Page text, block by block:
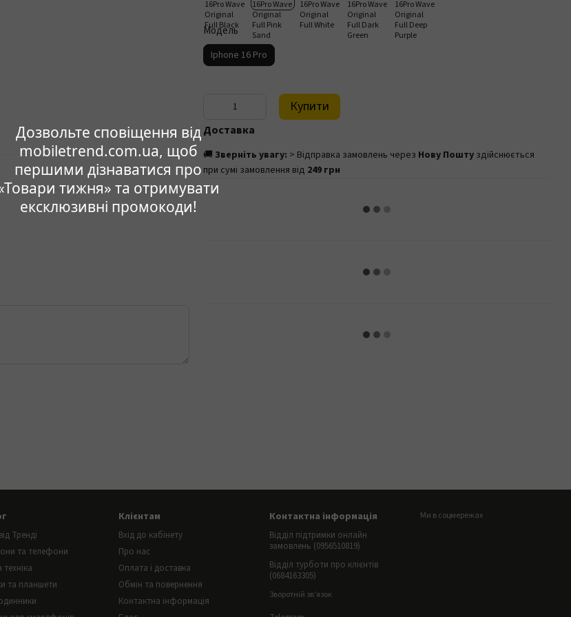
Дозвольте сповіщення від
mobiletrend.com.ua, щоб
першими дізнаватися про
тижня» та отримувати
ексклюзивні промокоди!
Модель
Iphone 16 Pro
Купити
Доставка
🚚 Зверніть увагу: > Відправка замовлень через Нову Пошту здійснюється
при сумі замовлення від 249 грн
Тренді
та телефони
та планшети
Клієнтам
Вхід до кабінету
Про нас
Оплата і доставка
Обмін та повернення
Контактна інформація
Контактна інформація
Відділ підтримки онлайн
замовлень (0956510819)
Відділ турботи про клієнтів
(0684163305)
Зворотній зв'язок
Ми в соцмережах